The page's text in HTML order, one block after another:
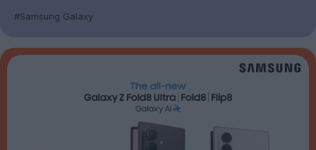
#Samsung Galaxy